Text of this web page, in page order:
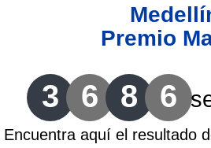
Lotería de Santander
Lotería del Cauca
Lotería de Boyaca
Premio
3 6 8 6
Encuentra aquí el resultado